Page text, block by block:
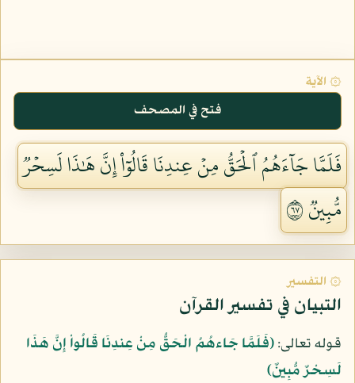
۞ الآية
فتح في المصحف
فَلَمَّا جَآءَهُمُ ٱلۡحَقُّ مِنۡ عِندِنَا قَالُوٓاْ إِنَّ هَٰذَا لَسِحۡرٞ
مُّبِينٞ ٧٦
۞ التفسير
التبيان في تفسير القرآن
قوله تعالى:﴿فَلَمَّا جَاءهُمُ الْحَقُّ مِنْ عِندِنَا قَالُواْ إِنَّ هَذَا
لَسِحْرٌ مُّبِينٌ﴾